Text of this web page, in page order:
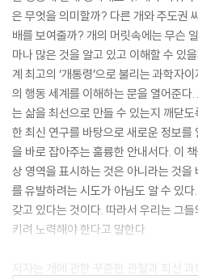
은 무엇을 의미할까? 다른 개와 주도권
배를 보여줄까? 개의 머릿속에는 무슨
마나 많은 것을 알고 있고 이해할 수 있
계 최고의 ‘개통령’으로 불리는 과학자
의 행동 세계를 이해하는 문을 열어준
는 삶을 최선으로 만들 수 있는지 깨닫
한 최신 연구를 바탕으로 새로운 정보
을 바로 잡아주는 훌륭한 안내서다. 이
상 영역을 표시하는 것은 아니라는 것을
를 유발하려는 시도가 아님도 알 수 있
갖고 있다는 것이다. 따라서 우리는 그
키려 노력해야 한다고 말한다.
저자는 개에 관한 꾸준한 관찰과 최신